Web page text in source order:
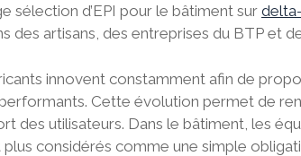
sélection d’EPI pour le bâtiment sur
des artisans, des entreprises du BTP et
innovent constamment afin de
Cette évolution permet de
des utilisateurs. Dans le bâtiment, les
plus considérés comme une simple